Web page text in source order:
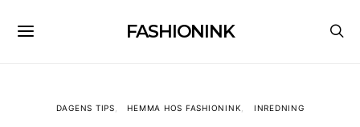
FASHIONINK
DAGENS TIPS HEMMA HOS FASHIONINK INREDNING